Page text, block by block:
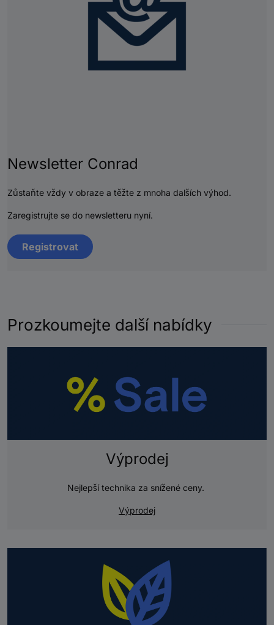
Newsletter Conrad
Zůstaňte vždy v obraze a těžte z mnoha dalších výhod.
Zaregistrujte se do newsletteru nyní.
Registrovat
Prozkoumejte další nabídky
Výprodej
Nejlepší technika za snížené ceny.
Výprodej